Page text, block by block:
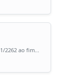
2262 ao fim...